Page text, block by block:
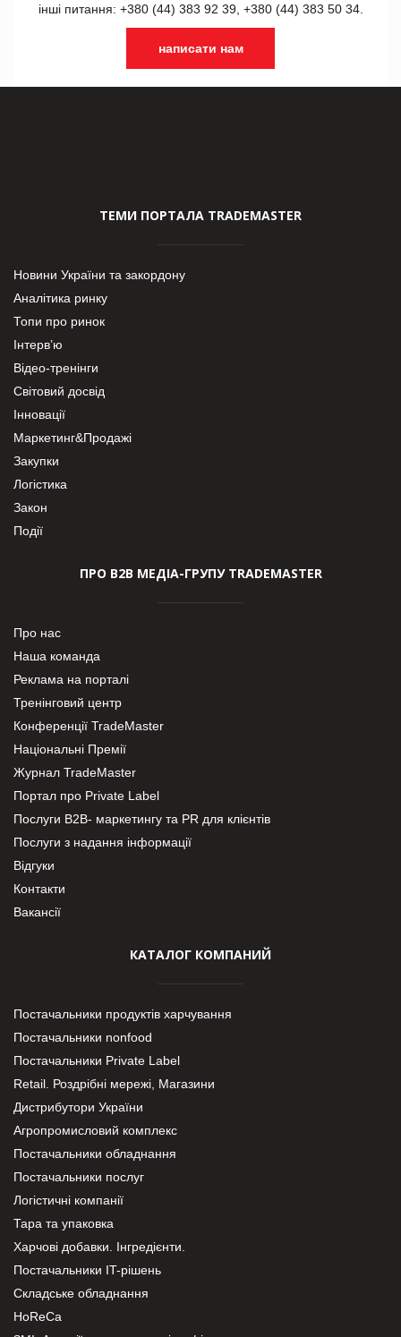
інші питання: +380 (44) 383 92 39, +380 (44) 383 50 34.
написати нам
ТЕМИ ПОРТАЛА TRADEMASTER
Новини України та закордону
Аналітика ринку
Топи про ринок
Інтерв’ю
Відео-тренінги
Світовий досвід
Інновації
Маркетинг&Продажі
Закупки
Логістика
Закон
Події
ПРО В2В МЕДІА-ГРУПУ TRADEMASTER
Про нас
Наша команда
Реклама на порталі
Тренінговий центр
Конференції TradeMaster
Національні Премії
Журнал TradeMaster
Портал про Private Label
Послуги В2В- маркетингу та PR для клієнтів
Послуги з надання інформації
Відгуки
Контакти
Вакансії
КАТАЛОГ КОМПАНИЙ
Постачальники продуктів харчування
Постачальники nonfood
Постачальники Private Label
Retail. Роздрібні мережі, Магазини
Дистрибутори України
Агропромисловий комплекс
Постачальники обладнання
Постачальники послуг
Логістичні компанії
Тара та упаковка
Харчові добавки. Інгредієнти.
Постачальники IT-рішень
Складське обладнання
HoReCa